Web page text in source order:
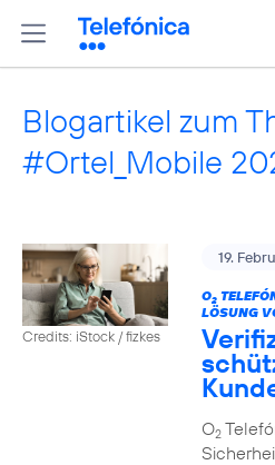
Blogartikel zum
#Ortel_Mobile
Credits: iStock / fizkes
19.
O2
LÖSUNG
O2